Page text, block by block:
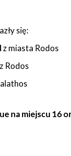
się:
z miasta Rodos
Rodos
na miejscu 16